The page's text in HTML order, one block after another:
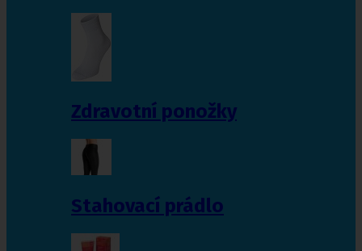
Zdravotní ponožky
Stahovací prádlo